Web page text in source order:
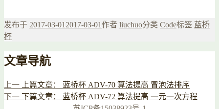
发布于 2017-03-012017-03-01作者 liuchuo分类 Code标签 蓝桥
杯
文章导航
上一 上篇文章：
蓝桥杯 ADV-70 算法提高 冒泡法排序
下一 下篇文章：
蓝桥杯 ADV-72 算法提高 一元一次方程